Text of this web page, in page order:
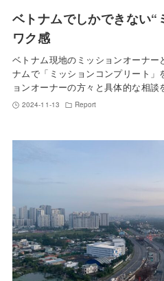
ベトナムでしかできない“
ワク感
ベトナム現地のミッションオーナー
ナムで「ミッションコンプリート
ョンオーナーの方々と具体的な相
2024-11-13 Report